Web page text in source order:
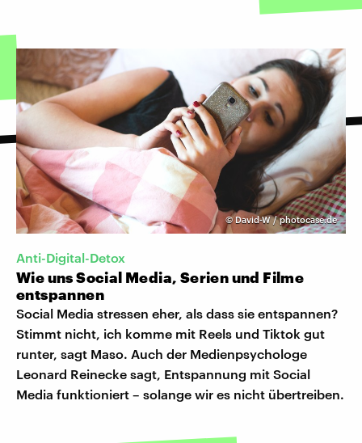
© David-W / photocase.de
Anti-Digital-Detox
Wie uns Social Media, Serien und Filme
entspannen
Social Media stressen eher, als dass sie entspannen?
Stimmt nicht, ich komme mit Reels und Tiktok gut
runter, sagt Maso. Auch der Medienpsychologe
Leonard Reinecke sagt, Entspannung mit Social
Media funktioniert – solange wir es nicht übertreiben.